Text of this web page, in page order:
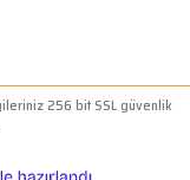
256 bit SSL güvenlik